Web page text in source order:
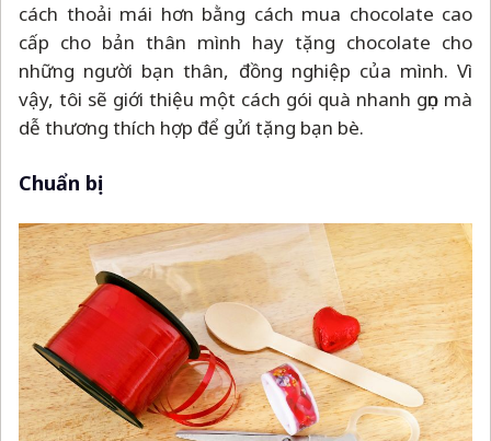
cách thoải mái hơn bằng cách mua chocolate cao
cấp cho bản thân mình hay tặng chocolate cho
những người bạn thân, đồng nghiệp của mình. Vì
vậy, tôi sẽ giới thiệu một cách gói quà nhanh gọn mà
dễ thương thích hợp để gửi tặng bạn bè.
Chuẩn bị: